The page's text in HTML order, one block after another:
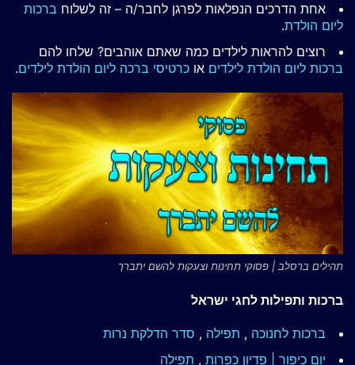
אחת הדרכים הנפלאות לפרגן לחבר/ה – זה לשלוח ברכות
ליום הולדת.
רוצים להראות לילדים כמה שאתם אוהבים? שלחו להם
ברכות ליום הולדת לילדים או כרטיסי ברכה ליום הולדת לילדים.
תהילים ברסלב | פסוקי תחינות וצעקות להשם יתברך
ברכות ותפילות לחגי ישראל
ברכות לחנוכה , תפילה , סדר הדלקת נרות
יום כיפור | פדיון כפרות , תפילה